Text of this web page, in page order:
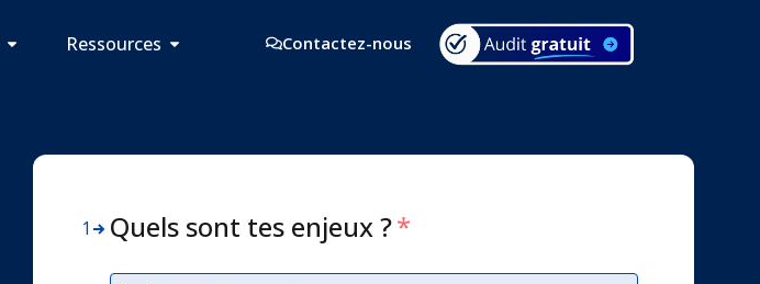
Ressources Contactez-nous
1 Quels sont tes enjeux ?*